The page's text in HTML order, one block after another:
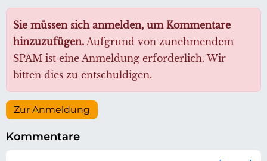
Sie müssen sich anmelden, um Kommentare
hinzuzufügen. Aufgrund von zunehmendem
SPAM ist eine Anmeldung erforderlich. Wir
bitten dies zu entschuldigen.
Zur Anmeldung
Kommentare